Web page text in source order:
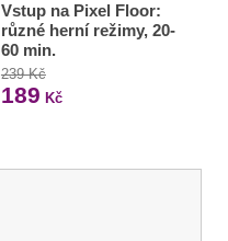
Vstup na Pixel Floor:
různé herní režimy, 20-
60 min.
239 Kč
189 Kč